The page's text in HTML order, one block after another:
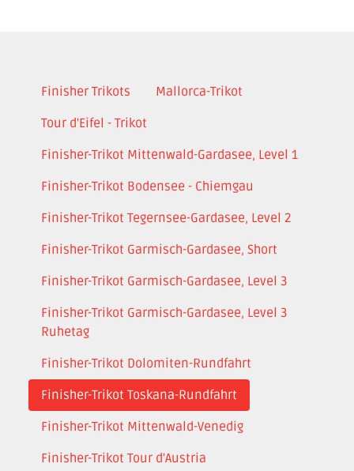
Finisher Trikots
Mallorca-Trikot
Tour d'Eifel - Trikot
Finisher-Trikot Mittenwald-Gardasee, Level 1
Finisher-Trikot Bodensee - Chiemgau
Finisher-Trikot Tegernsee-Gardasee, Level 2
Finisher-Trikot Garmisch-Gardasee, Short
Finisher-Trikot Garmisch-Gardasee, Level 3
Finisher-Trikot Garmisch-Gardasee, Level 3
Ruhetag
Finisher-Trikot Dolomiten-Rundfahrt
Finisher-Trikot Toskana-Rundfahrt
Finisher-Trikot Mittenwald-Venedig
Finisher-Trikot Tour d'Austria